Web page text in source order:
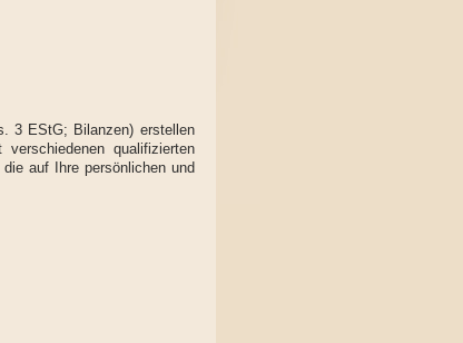
3 EStG; Bilanzen) erstellen
qualifizierten
auf Ihre persönlichen und